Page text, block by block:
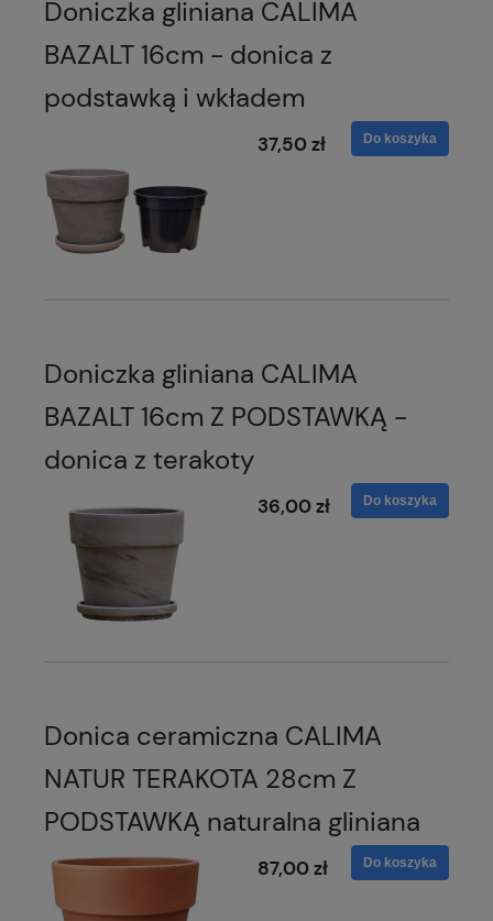
Doniczka gliniana CALIMA
BAZALT 16cm - donica z
podstawką i wkładem
37,50 zł Do koszyka
Doniczka gliniana CALIMA
BAZALT 16cm Z PODSTAWKĄ -
donica z terakoty
36,00 zł Do koszyka
Donica ceramiczna CALIMA
NATUR TERAKOTA 28cm Z
PODSTAWKĄ naturalna gliniana
87,00 zł Do koszyka